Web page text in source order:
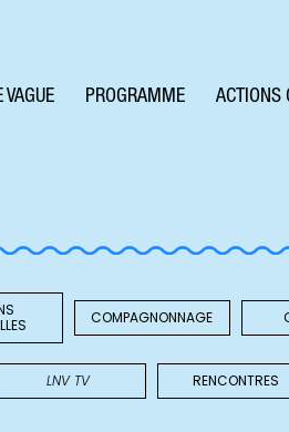
VAGUE PROGRAMME ACTIONS
COMPAGNONNAGE
LNV TV RENCONTRES